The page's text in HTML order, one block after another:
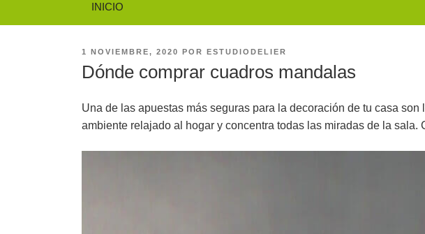
INICIO
PUBLICADO
1 NOVIEMBRE, 2020 POR ESTUDIODELIER
Dónde comprar cuadros mandalas
Una de las apuestas más seguras para la decoración de tu casa son
ambiente relajado al hogar y concentra todas las miradas de la sala.